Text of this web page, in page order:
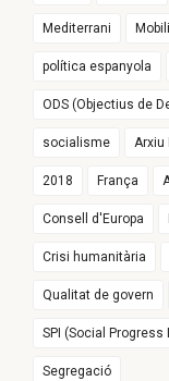
Mediterrani
política espanyola
ODS (Objectius de
socialisme Arxiu
2018 França
Consell d'Europa
Crisi humanitària
Qualitat de govern
SPI (Social Progress
Segregació